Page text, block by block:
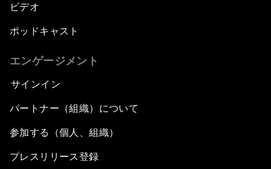
ビデオ
ポッドキャスト
エンゲージメント
サインイン
パートナー（組織）について
参加する（個人、組織）
プレスリリース登録